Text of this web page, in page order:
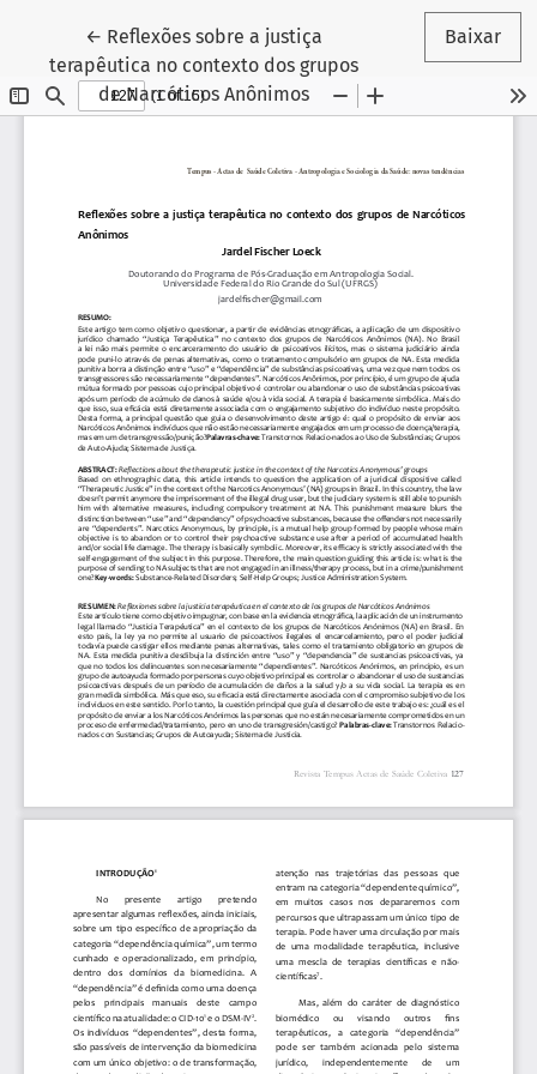
← Voltar aos Detalhes do Artigo
Reflexões sobre a justiça
terapêutica no contexto dos grupos
de Narcóticos Anônimos
Baixar